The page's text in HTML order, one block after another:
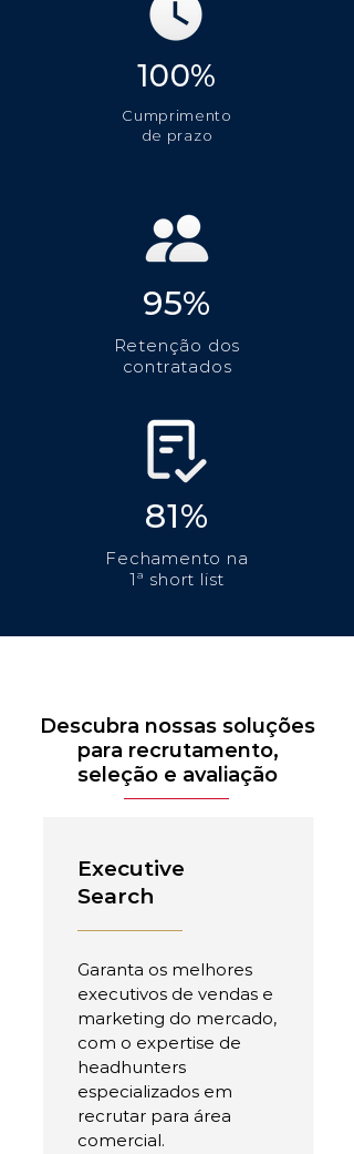
100%
Cumprimento
de prazo
95%
Retenção dos
contratados
81%
Fechamento na
1ª short list
Descubra nossas soluções
para recrutamento,
seleção e avaliação
Executive
Search
Garanta os melhores
executivos de vendas e
marketing do mercado,
com o expertise de
headhunters
especializados em
recrutar para área
comercial.